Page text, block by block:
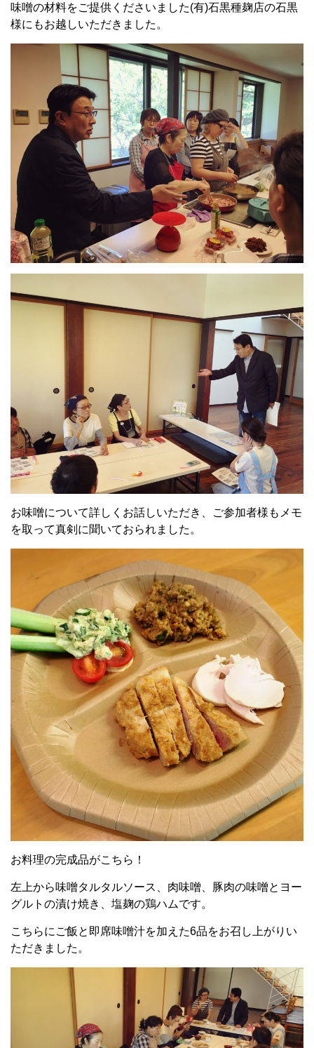
味噌の材料をご提供くださいました(有)石黒種麹店の石黒
様にもお越しいただきました。
お味噌について詳しくお話しいただき、ご参加者様もメモ
を取って真剣に聞いておられました。
お料理の完成品がこちら！
左上から味噌タルタルソース、肉味噌、豚肉の味噌とヨー
グルトの漬け焼き、塩麹の鶏ハムです。
こちらにご飯と即席味噌汁を加えた6品をお召し上がりい
ただきました。